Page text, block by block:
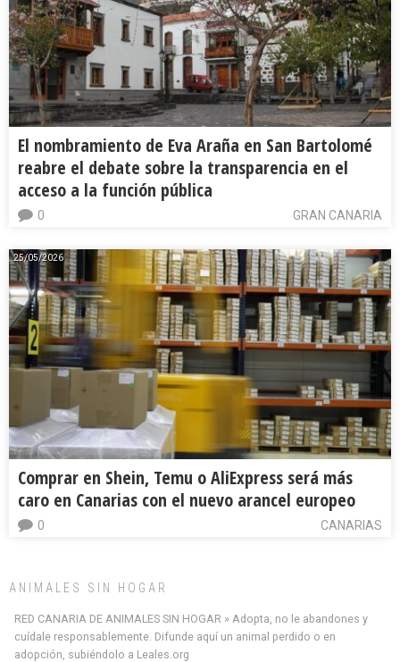
El nombramiento de Eva Araña en San Bartolomé
reabre el debate sobre la transparencia en el
acceso a la función pública
GRAN CANARIA
0
25/05/2026
Comprar en Shein, Temu o AliExpress será más
caro en Canarias con el nuevo arancel europeo
CANARIAS
0
ANIMALES SIN HOGAR
RED CANARIA DE ANIMALES SIN HOGAR » Adopta, no le abandones y
cuídale responsablemente. Difunde aquí un animal perdido o en
adopción, subiéndolo a Leales.org